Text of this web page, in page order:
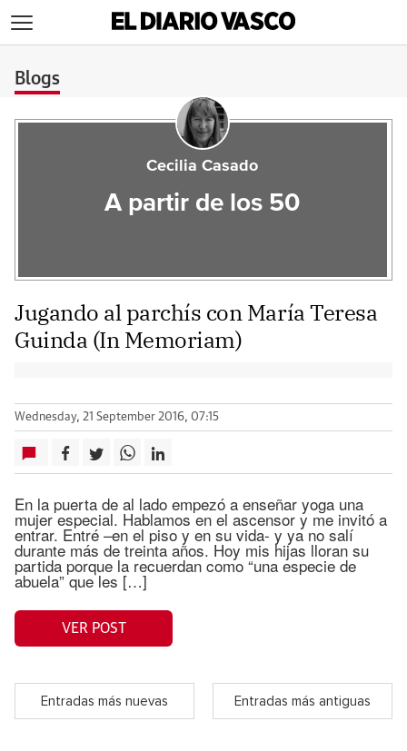
Blogs
Cecilia Casado
A partir de los 50
Jugando al parchís con María Teresa
Guinda (In Memoriam)
Wednesday, 21 September 2016, 07:15
En la puerta de al lado empezó a enseñar yoga una
mujer especial. Hablamos en el ascensor y me invitó a
entrar. Entré –en el piso y en su vida- y ya no salí
durante más de treinta años. Hoy mis hijas lloran su
partida porque la recuerdan como “una especie de
abuela” que les […]
VER POST
Entradas más nuevas Entradas más antiguas